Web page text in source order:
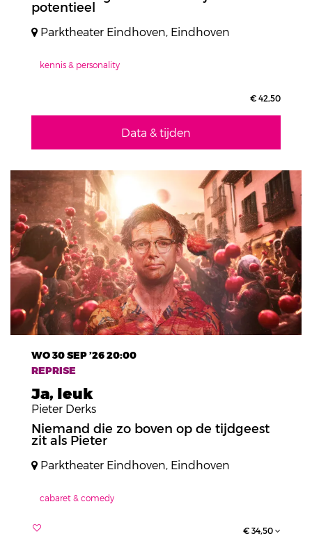
potentieel
Parktheater Eindhoven, Eindhoven
kennis & personality
€ 42,50
Data & tijden
Ja, leuk
Pieter Derks
REPRISE
WO 30 SEP ’2620:00
Niemand die zo boven op de tijdgeest
zit als Pieter
Parktheater Eindhoven, Eindhoven
cabaret & comedy
€ 34,50